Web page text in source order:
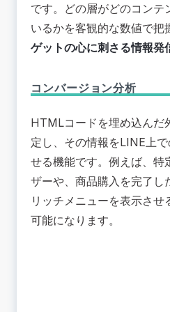
です。どの層がどのコンテ
いるかを客観的な数値で把
ゲットの心に刺さる情報発
コンバージョン分析
HTMLコードを埋め込んだ
定し、その情報をLINE上
せる機能です。例えば、特
ザーや、商品購入を完了し
リッチメニューを表示さ
可能になります。